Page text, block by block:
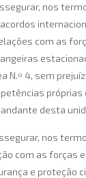
nos
com as
N.º 4, sem
próprias
desta
nos
com as forças
e proteção